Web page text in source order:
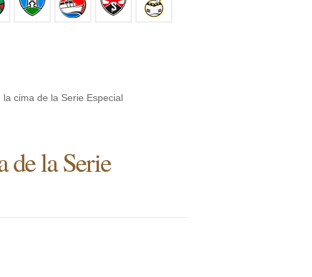
cima de la Serie Especial
de la Serie